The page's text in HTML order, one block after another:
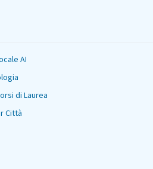
AI
di Laurea
Città